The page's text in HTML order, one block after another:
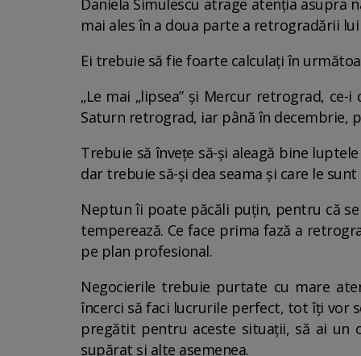
Daniela Simulescu atrage atenția
mai ales în a doua parte a retrogradării
Ei trebuie să fie foarte calculați în
„Le mai „lipsea” și Mercur retrograd,
Saturn retrograd, iar până în decembrie,
Trebuie să învețe să-și aleagă bine
dar trebuie să-și dea seama și care le
Neptun îi poate păcăli puțin, pentru că
temperează. Ce face prima fază a
pe plan profesional.
Negocierile trebuie purtate cu mare
încerci să faci lucrurile perfect, tot îți vor
pregătit pentru aceste situații, să ai
supărat și alte asemenea.